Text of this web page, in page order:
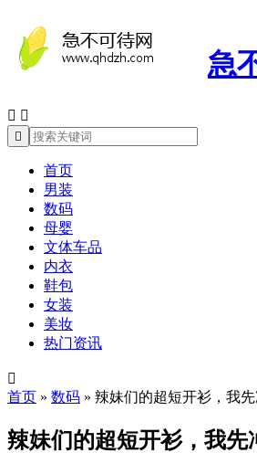
急
 

首页
男装
数码
母婴
文体车品
内衣
鞋包
女装
美妆
热门资讯

首页 » 数码 » 辣妹们的超短开衫，我先
辣妹们的超短开衫，我先